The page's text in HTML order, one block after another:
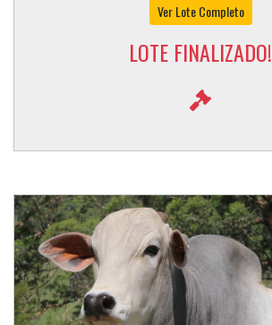
Ver Lote Completo
LOTE FINALIZADO!